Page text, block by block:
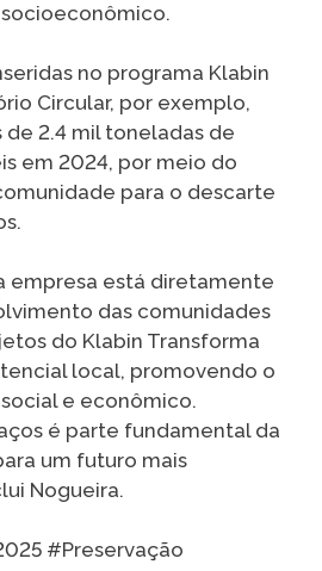
no programa Klabin
Circular, por exemplo,
2.4 mil toneladas de
em 2024, por meio do
para o descarte
empresa está diretamente
das comunidades
do Klabin Transforma
local, promovendo o
e econômico.
é parte fundamental da
um futuro mais
Nogueira.
#Preservação